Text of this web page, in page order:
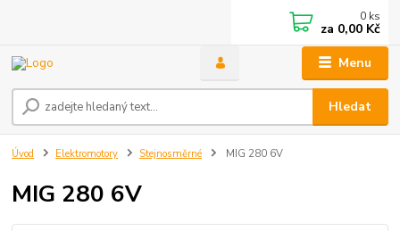
Menu
Hledat
0 ks
za 0,00 Kč
Úvod Elektromotory Stejnosměrné MIG 280 6V
MIG 280 6V